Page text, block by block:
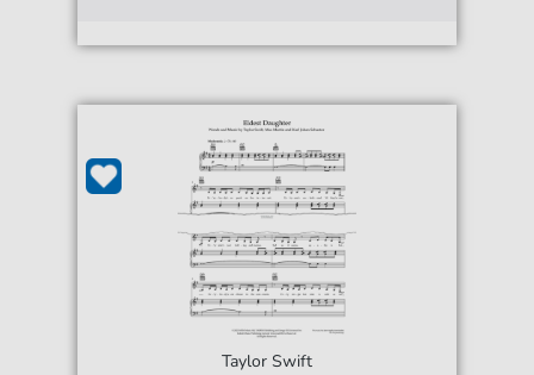
Taylor Swift